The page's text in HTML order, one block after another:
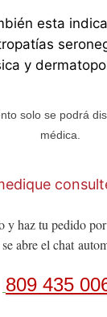
esta
y
solo se podrá
médica.
y haz tu pedido
abre el chat
809 435